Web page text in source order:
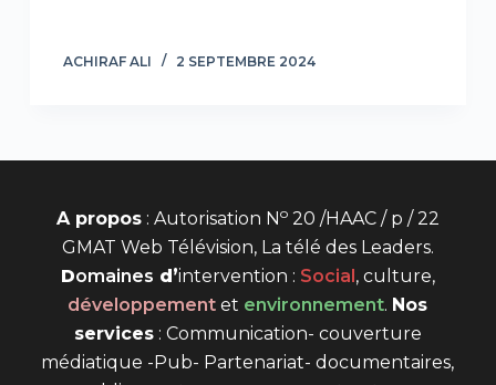
ACHIRAF ALI 2 SEPTEMBRE 2024
A propos: Autorisation N o20 /HAAC / p / 22
GMAT Web Télévision, La télé des Leaders.
Domaines d’intervention : Social , culture,
développement et environnement. Nos
services: Communication- couverture
médiatique -Pub- Partenariat- documentaires,